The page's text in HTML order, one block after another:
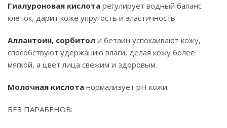
Гиалуроновая кислота регулирует водный баланс
клеток, дарит коже упругость и эластичность.
Аллантоин, сорбитол и бетаин успокаивают кожу,
способствуют удержанию влаги, делая кожу более
мягкой, а цвет лица свежим и здоровым.
Молочная кислота нормализует pH кожи.
БЕЗ ПАРАБЕНОВ.